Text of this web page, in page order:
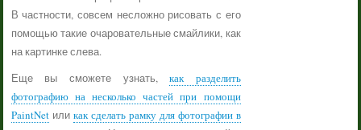
В частности, совсем несложно рисовать с его
помощью такие очаровательные смайлики, как
на картинке слева.
Еще вы сможете узнать,как разделить
фотографию на несколько частей при помощи
PaintNetили как сделать рамку для фотографии в